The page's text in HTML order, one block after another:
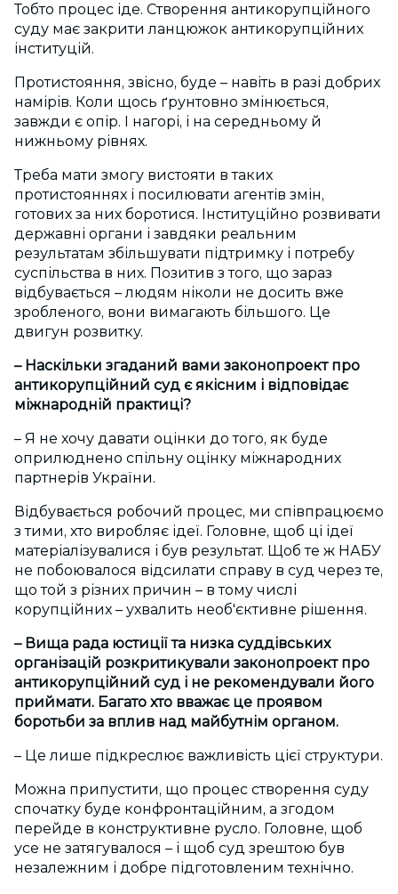
Тобто процес іде. Створення антикорупційного
суду має закрити ланцюжок антикорупційних
інституцій.
Протистояння, звісно, буде – навіть в разі добрих
намірів. Коли щось ґрунтовно змінюється,
завжди є опір. І нагорі, і на середньому й
нижньому рівнях.
Треба мати змогу вистояти в таких
протистояннях і посилювати агентів змін,
готових за них боротися. Інституційно розвивати
державні органи і завдяки реальним
результатам збільшувати підтримку і потребу
суспільства в них. Позитив з того, що зараз
відбувається – людям ніколи не досить вже
зробленого, вони вимагають більшого. Це
двигун розвитку.
– Наскільки згаданий вами законопроект про
антикорупційний суд є якісним і відповідає
міжнародній практиці?
– Я не хочу давати оцінки до того, як буде
оприлюднено спільну оцінку міжнародних
партнерів України.
Відбувається робочий процес, ми співпрацюємо
з тими, хто виробляє ідеї. Головне, щоб ці ідеї
матеріалізувалися і був результат. Щоб те ж НАБУ
не побоювалося відсилати справу в суд через те,
що той з різних причин – в тому числі
корупційних – ухвалить необ'єктивне рішення.
– Вища рада юстиції та низка суддівських
організацій розкритикували законопроект про
антикорупційний суд і не рекомендували його
приймати. Багато хто вважає це проявом
боротьби за вплив над майбутнім органом.
– Це лише підкреслює важливість цієї структури.
Можна припустити, що процес створення суду
спочатку буде конфронтаційним, а згодом
перейде в конструктивне русло. Головне, щоб
усе не затягувалося – і щоб суд зрештою був
незалежним і добре підготовленим технічно.